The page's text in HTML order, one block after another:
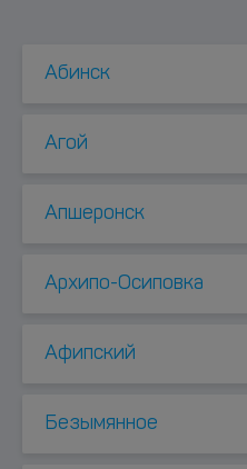
Абинск
Агой
Апшеронск
Архипо-Осиповка
Афипский
Безымянное